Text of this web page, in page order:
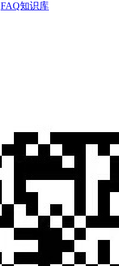
FAQ知识库